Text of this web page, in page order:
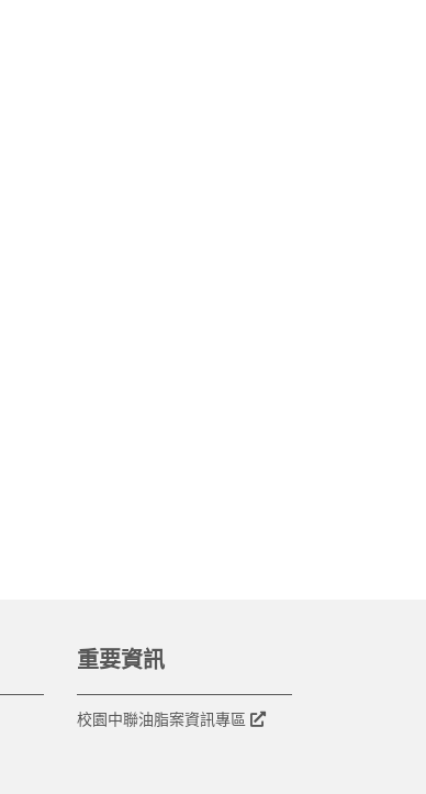
重要資訊
校園中聯油脂案資訊專區